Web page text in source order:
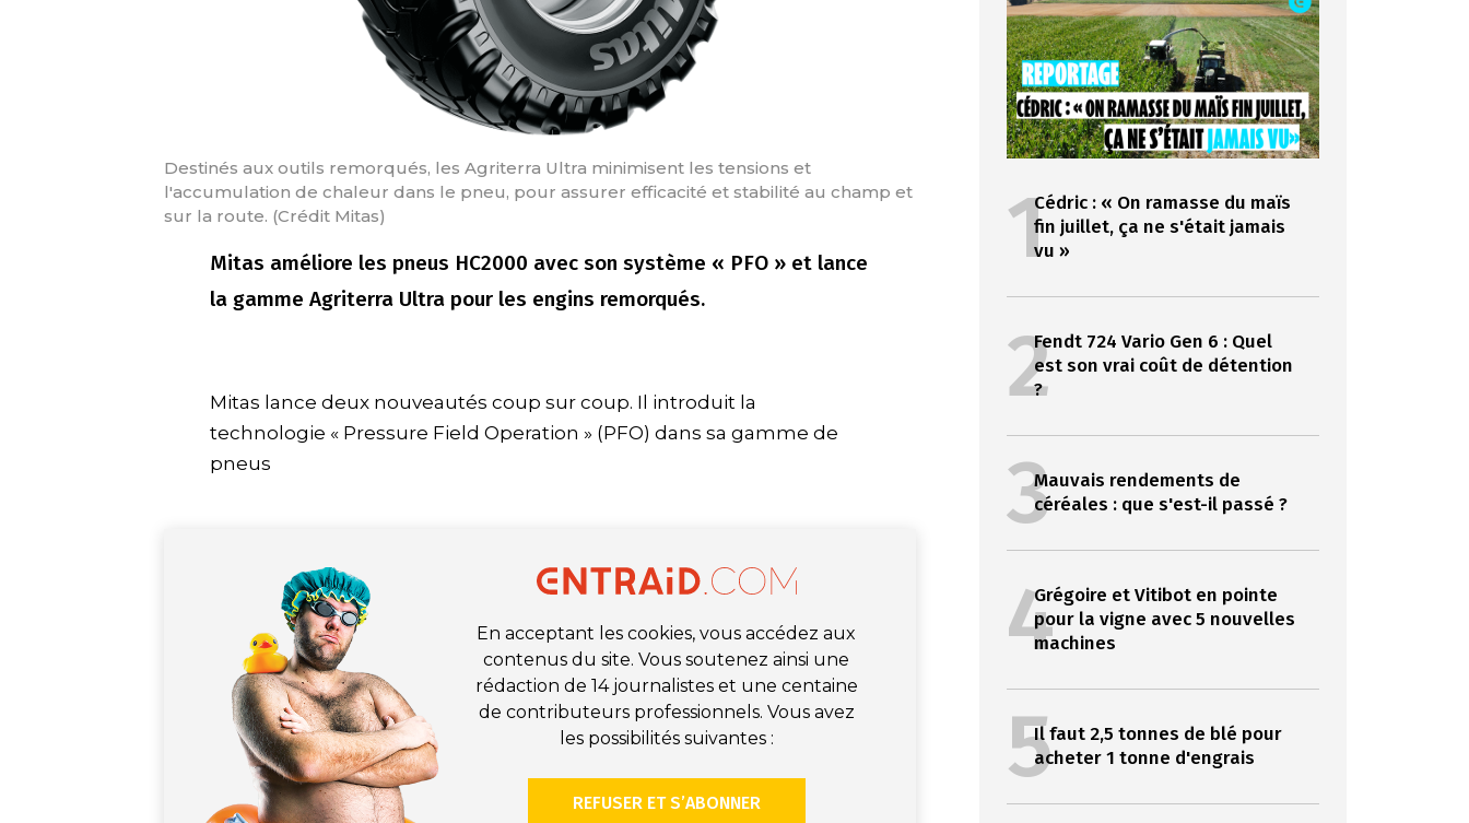
Destinés aux outils remorqués, les Agriterra Ultra minimisent les tensions et
l'accumulation de chaleur dans le pneu, pour assurer efficacité et stabilité au champ et
sur la route. (Crédit Mitas)
Mitas améliore les pneus HC2000 avec son système « PFO » et lance
la gamme Agriterra Ultra pour les engins remorqués.
Mitas lance deux nouveautés coup sur coup. Il introduit la
technologie « Pressure Field Operation » (PFO) dans sa gamme de
pneus
En acceptant les cookies, vous accédez aux
contenus du site. Vous soutenez ainsi une
rédaction de 14 journalistes et une centaine
de contributeurs professionnels. Vous avez
les possibilités suivantes :
REFUSER ET S’ABONNER
1Cédric : « On ramasse du maïs
fin juillet, ça ne s'était jamais
vu »
2Fendt 724 Vario Gen 6 : Quel
est son vrai coût de détention
?
3Mauvais rendements de
céréales : que s'est-il passé ?
4Grégoire et Vitibot en pointe
pour la vigne avec 5 nouvelles
machines
5Il faut 2,5 tonnes de blé pour
acheter 1 tonne d'engrais